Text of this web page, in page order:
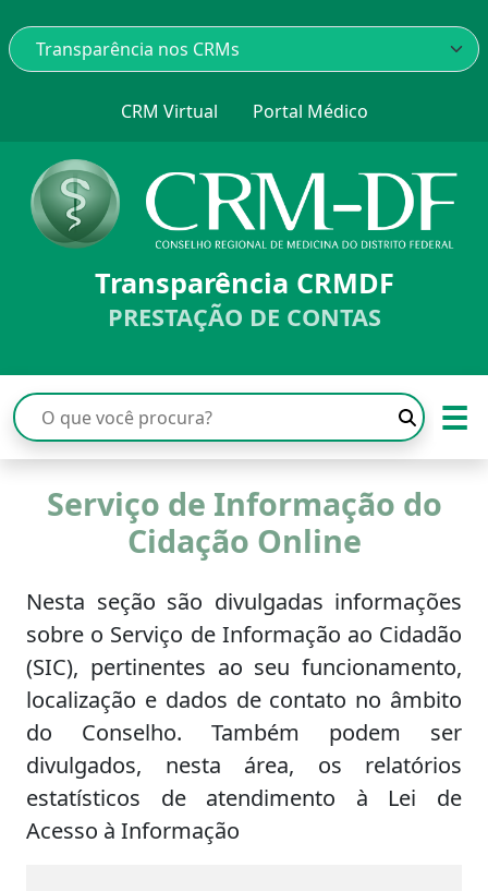
CRM Virtual Portal Médico
Transparência CRMDF
PRESTAÇÃO DE CONTAS
☰
Serviço de Informação do
Cidação Online
Nesta seção são divulgadas informações
sobre o Serviço de Informação ao Cidadão
(SIC), pertinentes ao seu funcionamento,
localização e dados de contato no âmbito
do Conselho. Também podem ser
divulgados, nesta área, os relatórios
estatísticos de atendimento à Lei de
Acesso à Informação